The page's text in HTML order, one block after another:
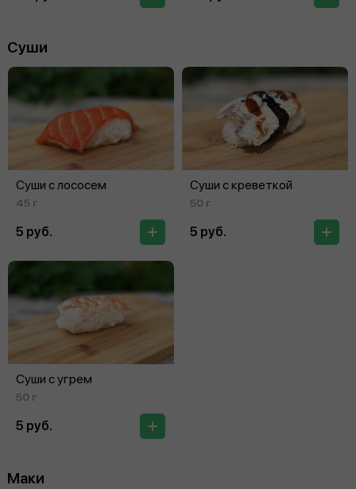
Суши
Суши с лососем
45 г
5 руб.
Суши с креветкой
50 г
5 руб.
Суши с угрем
50 г
5 руб.
Маки